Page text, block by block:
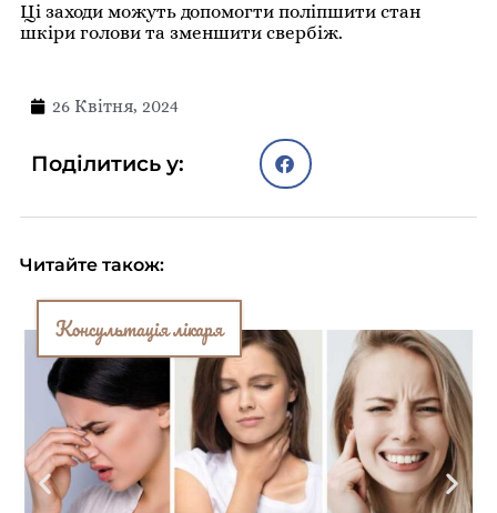
Ці заходи можуть допомогти поліпшити стан
шкіри голови та зменшити свербіж.
26 Квітня, 2024
Поділитись у:
Читайте також:
Консультація лікаря